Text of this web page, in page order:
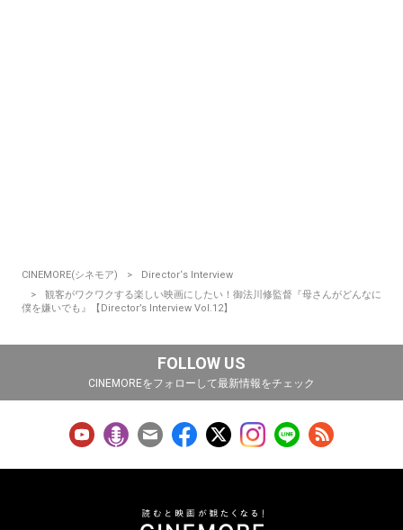
CINEMORE(シネモア)
Director‘s Interview
観客がワクワクする楽しい映画にしたい！御法川修監督『母さんがどんなに
僕を嫌いでも』【Director’s Interview Vol.12】
FOLLOW US
CINEMOREをフォローして最新情報をチェック